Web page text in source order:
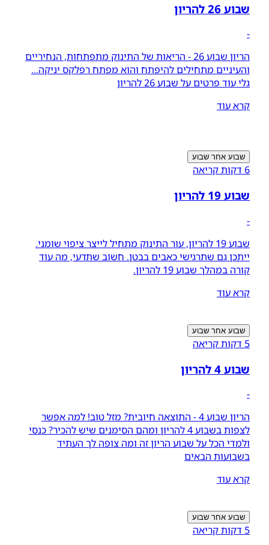
שבוע 26 להריון
-
הריון שבוע 26 - הריאות של התינוק מתפתחות, הנחיריים
והעיניים מתחילים להיפתח והוא מפתח רפלקס יניקה...
גלי עוד פרטים על שבוע 26 להריון
קרא עוד
שבוע אחר שבוע
6 דקות קריאה
שבוע 19 להריון
-
שבוע 19 להריון, עור התינוק מתחיל לייצר ציפוי שומני.
ייתכן גם שתרגישי כאבים בבטן. חשוב שתדעי, מה עוד
קורה במהלך שבוע 19 להריון.
קרא עוד
שבוע אחר שבוע
5 דקות קריאה
שבוע 4 להריון
-
הריון שבוע 4 - התוצאה חיובית? מזל טוב! למה אפשר
לצפות בשבוע 4 להריון ומהם הסימנים שיש להכיר? כנסי
ולמדי הכל על שבוע הריון זה ומה צופה לך העתיד
בשבועות הבאים
קרא עוד
שבוע אחר שבוע
5 דקות קריאה